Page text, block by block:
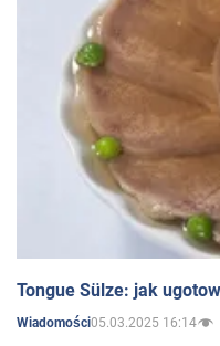
Tongue Sülze: jak
Wiadomości05.03.2025 16:14